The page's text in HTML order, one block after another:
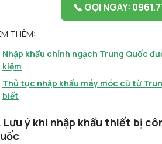
📞 GỌI NGAY:
THÊM:
Nhập khẩu chính ngạch Trung Quốc
kiệm
Thủ tục nhập khẩu máy móc cũ từ
biết
Lưu ý khi nhập khẩu thiết bị